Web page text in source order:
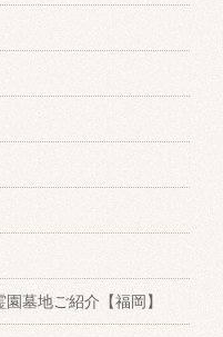
墓地ご紹介【福岡】